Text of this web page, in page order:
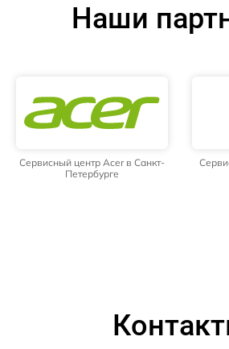
Наши
Сервисный центр Acer в Санкт-
Петербурге